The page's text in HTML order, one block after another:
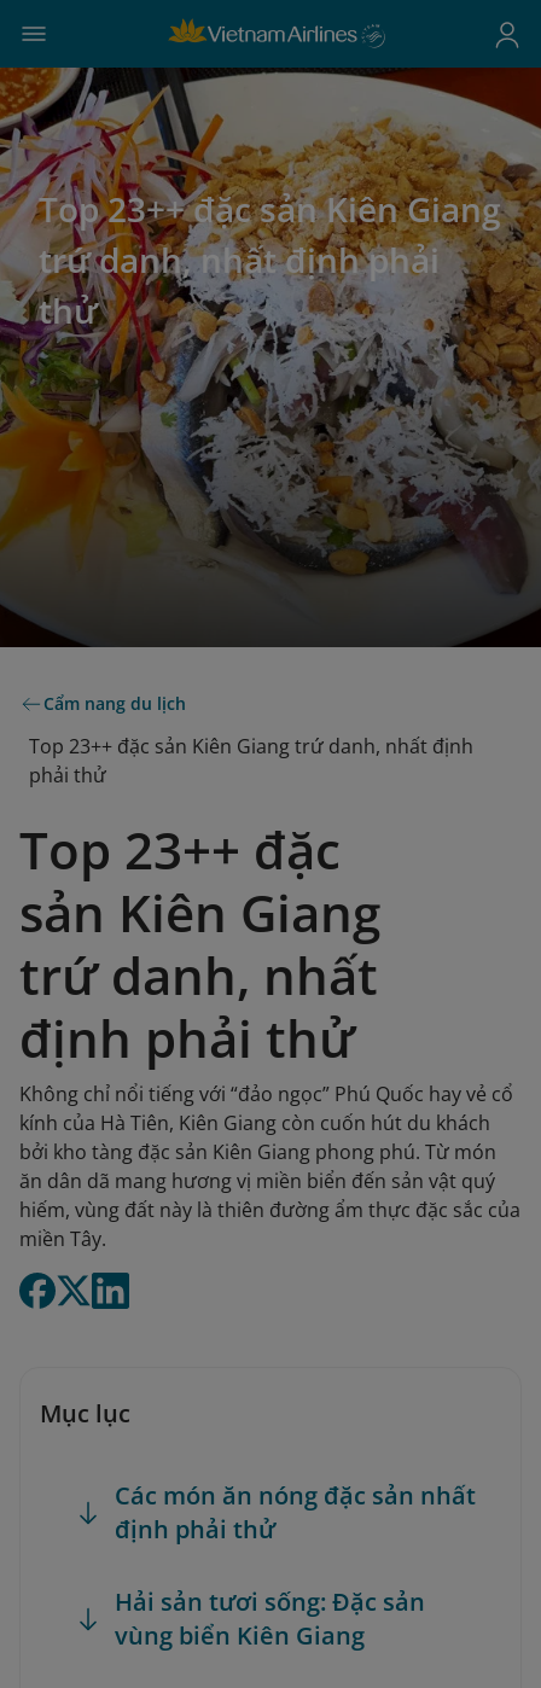
Top 23++ đặc sản Kiên Giang
trứ danh, nhất định phải
thử
Cẩm nang du lịch
Top 23++ đặc sản Kiên Giang trứ danh, nhất định
phải thử
Top 23++ đặc
sản Kiên Giang
trứ danh, nhất
định phải thử
Không chỉ nổi tiếng với “đảo ngọc” Phú Quốc hay vẻ cổ
kính của Hà Tiên, Kiên Giang còn cuốn hút du khách
bởi kho tàng đặc sản Kiên Giang phong phú. Từ món
ăn dân dã mang hương vị miền biển đến sản vật quý
hiếm, vùng đất này là thiên đường ẩm thực đặc sắc của
miền Tây.
Mục lục
Các món ăn nóng đặc sản nhất
định phải thử
Hải sản tươi sống: Đặc sản
vùng biển Kiên Giang